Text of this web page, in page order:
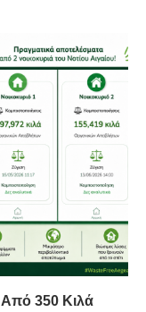
350 Κιλά